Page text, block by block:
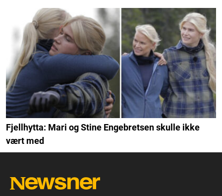
Fjellhytta: Mari og Stine Engebretsen skulle ikke
vært med